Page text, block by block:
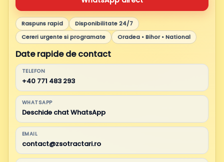
Raspuns rapid
Disponibilitate 24/7
Cereri urgente si programate
Oradea • Bihor • National
Date rapide de contact
TELEFON
+40 771 483 293
WHATSAPP
Deschide chat WhatsApp
EMAIL
contact@zsotractari.ro